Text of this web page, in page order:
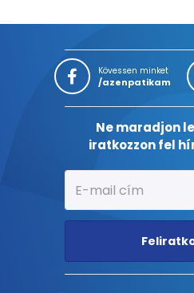
Kövessen minket
/azenpatikam
Ne maradjon
iratkozzon fel